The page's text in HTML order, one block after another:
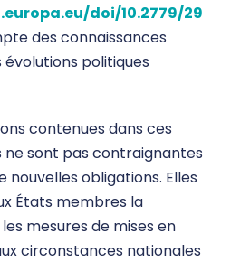
doi/10.2779/29
des connaissances
politiques
contenues dans ces
ne sont pas contraignantes
obligations. Elles
États membres la
mesures de mises en
circonstances nationales